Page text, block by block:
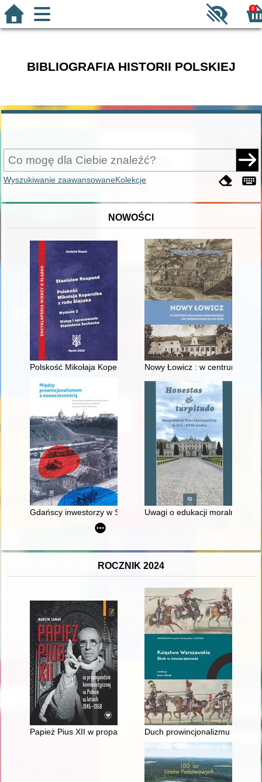
0
BIBLIOGRAFIA HISTORII POLSKIEJ
Wyszukiwanie zaawansowaneKolekcje
NOWOŚCI
Polskość Mikołaja Kopernika z rodu ŚlązakaNowy Łowicz : w centrum
Gdańscy inwestorzy w Sopocie : prestiż finansowy i
Uwagi o edukacji moralnej
ROCZNIK 2024
Papież Pius XII w propagandzie komunistycznej w Polsce w
Duch prowincjonalizmu upadł